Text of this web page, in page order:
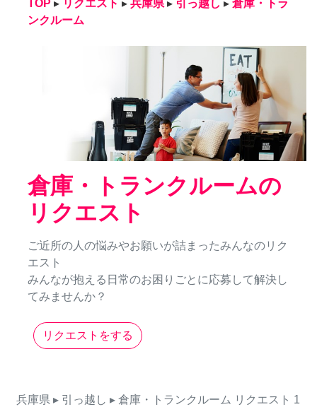
TOP ▸ リクエスト ▸ 兵庫県 ▸ 引っ越し ▸ 倉庫・トラ
ンクルーム
倉庫・トランクルームの
リクエスト
ご近所の人の悩みやお願いが詰まったみんなのリク
エスト
みんなが抱える日常のお困りごとに応募して解決し
てみませんか？
リクエストをする
兵庫県 ▸ 引っ越し ▸ 倉庫・トランクルーム リクエスト 1